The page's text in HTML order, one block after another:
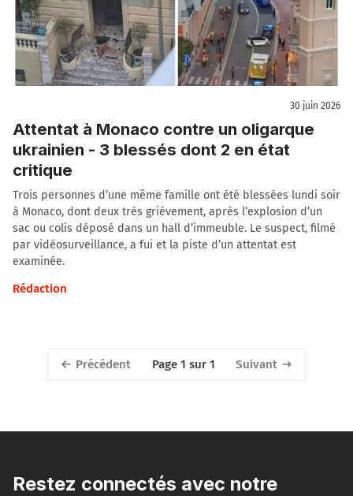
30 juin 2026
Attentat à Monaco contre un oligarque
ukrainien - 3 blessés dont 2 en état
critique
Trois personnes d’une même famille ont été blessées lundi soir
à Monaco, dont deux très grièvement, après l’explosion d’un
sac ou colis déposé dans un hall d’immeuble. Le suspect, filmé
par vidéosurveillance, a fui et la piste d’un attentat est
examinée.
Rédaction
Précédent Page 1 sur 1 Suivant
Restez connectés avec notre